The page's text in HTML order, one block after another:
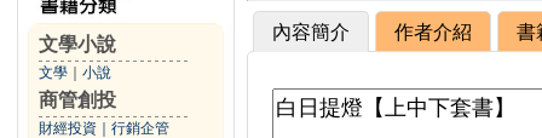
文學小說
文學 小說
商管創投
財經投資 行銷企管
內容簡介 作者介紹 書